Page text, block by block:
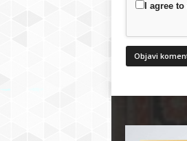
I agree to